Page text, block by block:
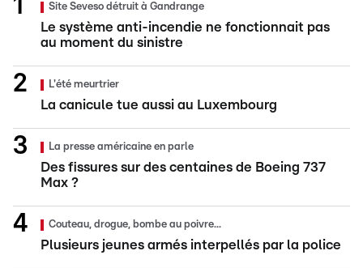
Site Seveso détruit à Gandrange
Le système anti-incendie ne fonctionnait pas
au moment du sinistre
L'été meurtrier
La canicule tue aussi au Luxembourg
La presse américaine en parle
Des fissures sur des centaines de Boeing 737
Max ?
Couteau, drogue, bombe au poivre...
Plusieurs jeunes armés interpellés par la police